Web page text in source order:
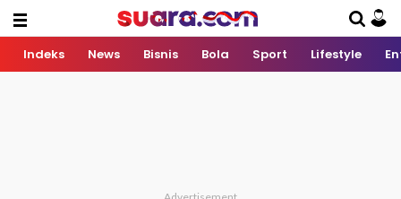
Indeks News Bisnis Bola Sport Lifestyle